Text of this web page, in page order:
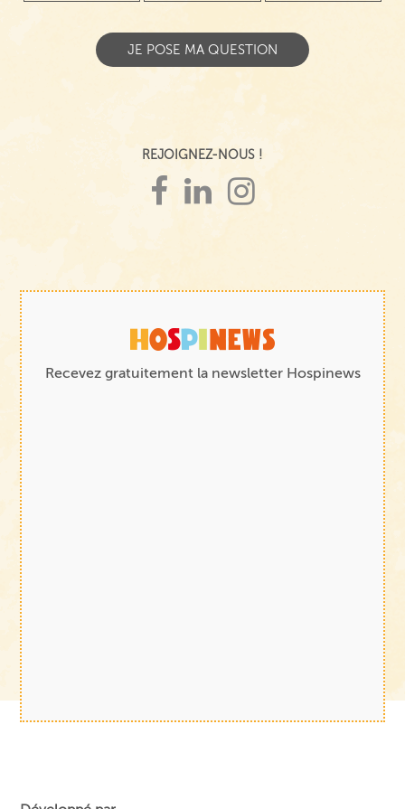
REJOIGNEZ-NOUS !
Recevez gratuitement la newsletter Hospinews